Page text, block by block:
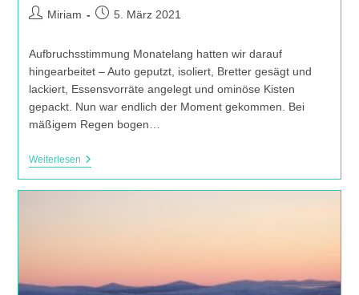
Beitrags-
Miriam
Beitrag5. März 2021
Aufbruchsstimmung Monatelang hatten wir darauf
hingearbeitet – Auto geputzt, isoliert, Bretter gesägt und
lackiert, Essensvorräte angelegt und ominöse Kisten
gepackt. Nun war endlich der Moment gekommen. Bei
mäßigem Regen bogen…
WeiterlesenVon
Durch